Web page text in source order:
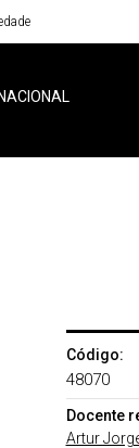
Código:
48070
Docente
Artur